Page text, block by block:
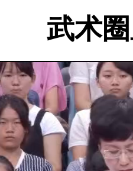
武术